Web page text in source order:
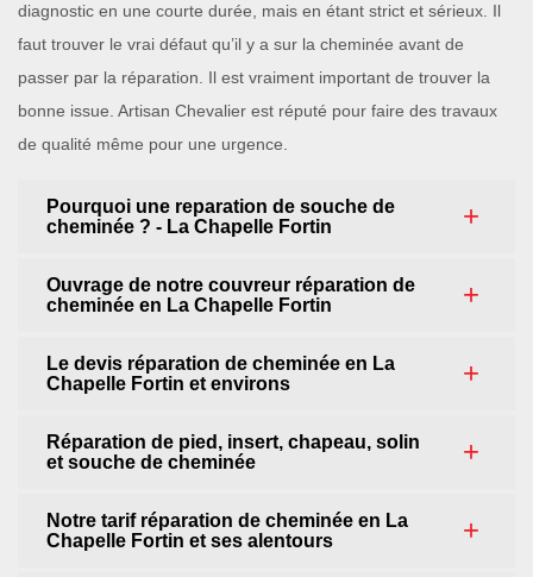
diagnostic en une courte durée, mais en étant strict et sérieux. Il
faut trouver le vrai défaut qu’il y a sur la cheminée avant de
passer par la réparation. Il est vraiment important de trouver la
bonne issue. Artisan Chevalier est réputé pour faire des travaux
de qualité même pour une urgence.
Pourquoi une reparation de souche de
cheminée ? - La Chapelle Fortin
Ouvrage de notre couvreur réparation de
cheminée en La Chapelle Fortin
Le devis réparation de cheminée en La
Chapelle Fortin et environs
Réparation de pied, insert, chapeau, solin
et souche de cheminée
Notre tarif réparation de cheminée en La
Chapelle Fortin et ses alentours